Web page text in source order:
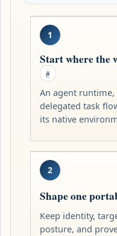
1
Start where the
#
An agent
delegated task
its native
2
Shape one
Keep identity,
posture, and